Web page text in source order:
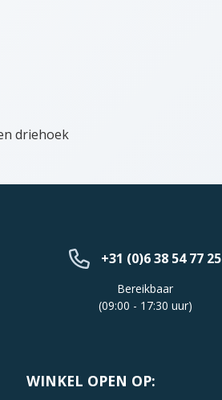
driehoek
+31 (0)6 38 54 77 25
Bereikbaar
(09:00 - 17:30 uur)
WINKEL OPEN OP: